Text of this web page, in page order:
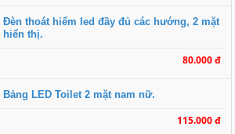
Đèn thoát hiểm led đầy đủ các hướng, 2 mặt
hiển thị.
80.000 đ
Bảng LED Toilet 2 mặt nam nữ.
115.000 đ